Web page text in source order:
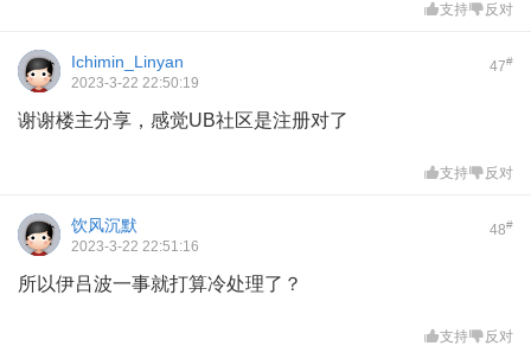
支持 反对
47#
Ichimin_Linyan
2023-3-22 22:50:19
谢谢楼主分享，感觉UB社区是注册对了
支持 反对
48#
饮风沉默
2023-3-22 22:51:16
所以伊吕波一事就打算冷处理了？
支持 反对